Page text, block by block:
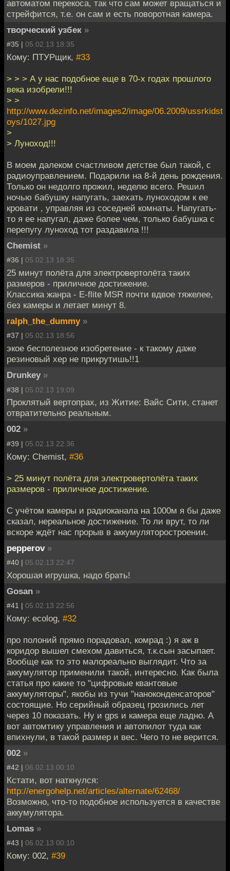
автоматом перекоса, так что сам может вращаться и
стрейфится, т.е. он сам и есть поворотная камера.
творческий узбек »
#35 | 05.02.13 18:35
Кому: ПТУРщик, #33
> > > А у нас подобное еще в 70-х годах прошлого
века изобрели!!!
> >
http://www.dezinfo.net/images2/image/06.2009/ussrkidst
oys/1027.jpg
>
> Луноход!!!
В моем далеком счастливом детстве был такой, с
радиоуправлением. Подарили на 8-й день рождения.
Только он недолго прожил, неделю всего. Решил
ночью бабушку напугать, заехать луноходом к ее
кровати , управляя из соседней комнаты. Напугать-
то я ее напугал, даже более чем, только бабушка с
перепугу луноход тот раздавила !!!
Chemist »
#36 | 05.02.13 18:35
25 минут полёта для электровертолёта таких
размеров - приличное достижение.
Классика жанра - E-flite MSR почти вдвое тяжелее,
без камеры и летает минут 8.
ralph_the_dummy »
#37 | 05.02.13 18:56
экое бесполезное изобретение - к такому даже
резиновый хер не прикрутишь!!1
Drunkey »
#38 | 05.02.13 19:09
Проклятый вертопрах, из Житие: Вайс Сити, станет
отвратительно реальным.
002 »
#39 | 05.02.13 22:36
Кому: Chemist, #36
> 25 минут полёта для электровертолёта таких
размеров - приличное достижение.
С учётом камеры и радиоканала на 1000м я бы даже
сказал, нереальное достижение. То ли врут, то ли
вскоре ждёт нас прорыв в аккумуляторостроении.
pepperov »
#40 | 05.02.13 22:47
Хорошая игрушка, надо брать!
Gosan »
#41 | 05.02.13 22:56
Кому: ecolog, #32
про полоний прямо порадовал, комрад :) я аж в
коридор вышел смехом давиться, т.к.сын засыпает.
Вообще как то это малореально выглядит. Что за
аккумулятор применили такой, интересно. Как была
статья про какие то "цифровые квантовые
аккумуляторы", якобы из тучи "наноконденсаторов"
состоящие. Но серийный образец грозились лет
через 10 показать. Ну и gps и камера еще ладно. А
вот автомтику управления и автопилот туда как
впихнули, в такой размер и вес. Чего то не верится.
002 »
#42 | 06.02.13 00:10
Кстати, вот наткнулся:
http://energohelp.net/articles/alternate/62468/
Возможно, что-то подобное используется в качестве
аккумулятора.
Lomas »
#43 | 06.02.13 00:10
Кому: 002, #39